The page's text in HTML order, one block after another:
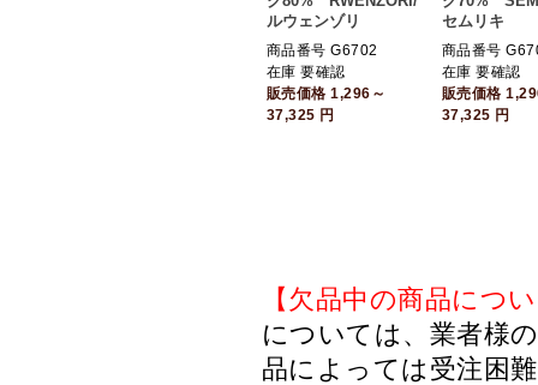
ルウェンゾリ
商品番号 G6702
在庫 要確認
販売価格1,296～
37,325 円
セムリキ
商品番号
在庫 要確認
販売価格
37,325 円
【欠品中の商品につ
については、業者様
品によっては受注困